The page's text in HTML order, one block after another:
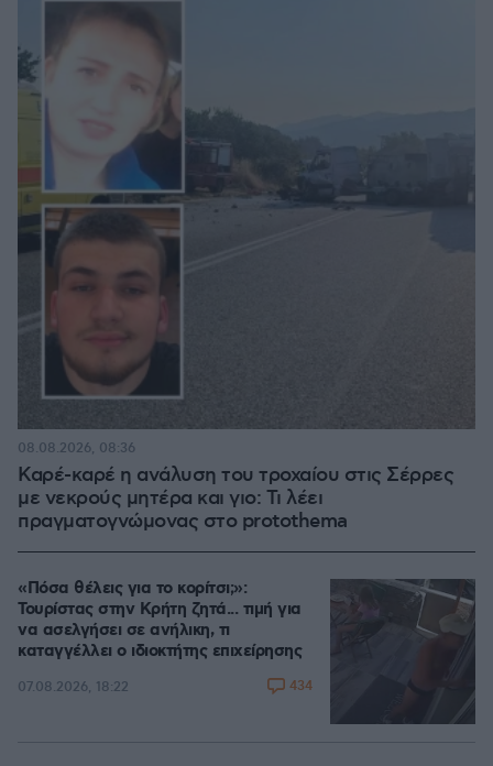
Καρέ-καρέ η ανάλυση του τροχαίου στις Σέρρες
με νεκρούς μητέρα και γιο: Τι λέει
πραγματογνώμονας στο protothema
08.08.2026, 08:36
«Πόσα θέλεις για το κορίτσι;»:
Τουρίστας στην Κρήτη ζητά... τιμή για
να ασελγήσει σε ανήλικη, τι
καταγγέλλει ο ιδιοκτήτης επιχείρησης
07.08.2026, 18:22 434